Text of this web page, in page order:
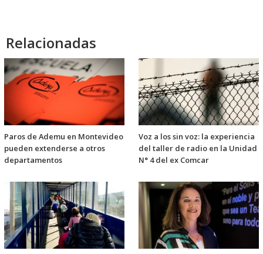
Relacionadas
Paros de Ademu en Montevideo
pueden extenderse a otros
departamentos
Voz a los sin voz: la experiencia
del taller de radio en la Unidad
N° 4 del ex Comcar